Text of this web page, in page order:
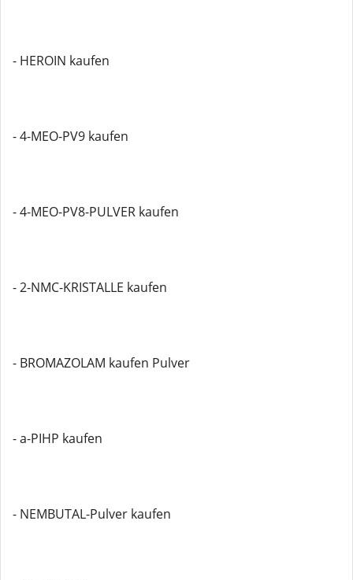
- HEROIN kaufen
- 4-MEO-PV9 kaufen
- 4-MEO-PV8-PULVER kaufen
- 2-NMC-KRISTALLE kaufen
- BROMAZOLAM kaufen Pulver
- a-PIHP kaufen
- NEMBUTAL-Pulver kaufen